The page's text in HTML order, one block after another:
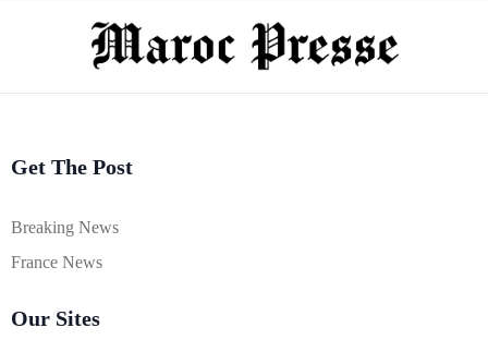
Get The Post
Breaking News
France News
Our Sites